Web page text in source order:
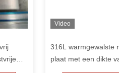
Video
316L warmgewalste
plaat met een dikte